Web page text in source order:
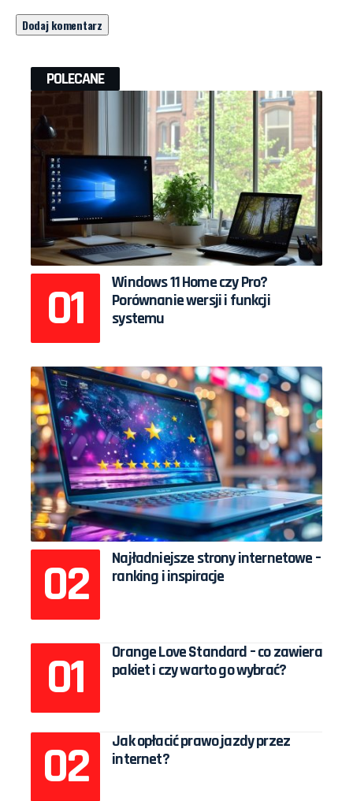
POLECANE
Windows 11 Home czy Pro?
Porównanie wersji i funkcji
systemu
Najładniejsze strony internetowe –
ranking i inspiracje
Orange Love Standard – co zawiera
pakiet i czy warto go wybrać?
Jak opłacić prawo jazdy przez
internet?